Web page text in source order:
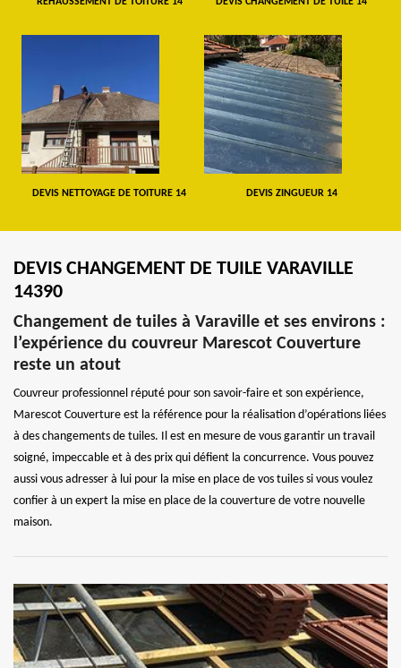
DEVIS NETTOYAGE DE TOITURE 14 DEVIS ZINGUEUR 14
DEVIS CHANGEMENT DE TUILE VARAVILLE
14390
Changement de tuiles à Varaville et ses environs :
l’expérience du couvreur Marescot Couverture
reste un atout
Couvreur professionnel réputé pour son savoir-faire et son expérience,
Marescot Couverture est la référence pour la réalisation d’opérations liées
à des changements de tuiles. Il est en mesure de vous garantir un travail
soigné, impeccable et à des prix qui défient la concurrence. Vous pouvez
aussi vous adresser à lui pour la mise en place de vos tuiles si vous voulez
confier à un expert la mise en place de la couverture de votre nouvelle
maison.